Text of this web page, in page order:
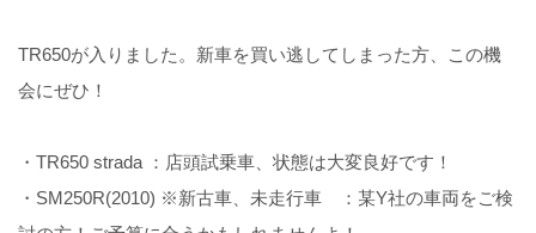
TR650が入りました。新車を買い逃してしまった方、この機
会にぜひ！
・TR650 strada ：店頭試乗車、状態は大変良好です！
・SM250R(2010) ※新古車、未走行車 ：某Y社の車両をご検